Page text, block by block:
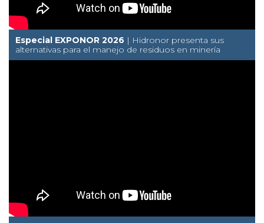
Especial EXPONOR 2026 | Hidronor presenta sus
alternativas para el manejo de residuos en minería